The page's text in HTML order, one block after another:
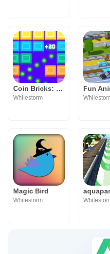
Coin Bricks: Crush Master
Whilestorm
Magic Bird
Whilestorm